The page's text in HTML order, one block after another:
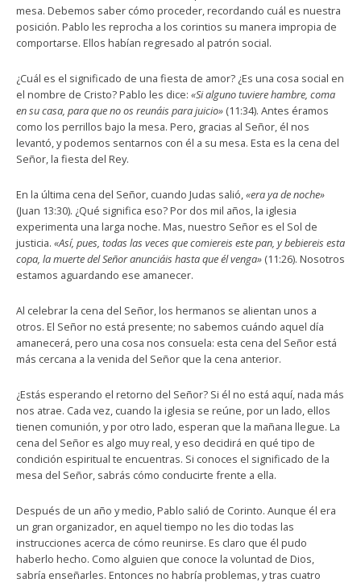
mesa. Debemos saber cómo proceder, recordando cuál es nuestra
posición. Pablo les reprocha a los corintios su manera impropia de
comportarse. Ellos habían regresado al patrón social.
¿Cuál es el significado de una fiesta de amor? ¿Es una cosa social en
el nombre de Cristo? Pablo les dice: «Si alguno tuviere hambre, coma
en su casa, para que no os reunáis para juicio» (11:34). Antes éramos
como los perrillos bajo la mesa. Pero, gracias al Señor, él nos
levantó, y podemos sentarnos con él a su mesa. Esta es la cena del
Señor, la fiesta del Rey.
En la última cena del Señor, cuando Judas salió,«era ya de noche»
(Juan 13:30). ¿Qué significa eso? Por dos mil años, la iglesia
experimenta una larga noche. Mas, nuestro Señor es el Sol de
justicia. «Así, pues, todas las veces que comiereis este pan, y bebiereis esta
copa, la muerte del Señor anunciáis hasta que él venga» (11:26). Nosotros
estamos aguardando ese amanecer.
Al celebrar la cena del Señor, los hermanos se alientan unos a
otros. El Señor no está presente; no sabemos cuándo aquel día
amanecerá, pero una cosa nos consuela: esta cena del Señor está
más cercana a la venida del Señor que la cena anterior.
¿Estás esperando el retorno del Señor? Si él no está aquí, nada más
nos atrae. Cada vez, cuando la iglesia se reúne, por un lado, ellos
tienen comunión, y por otro lado, esperan que la mañana llegue. La
cena del Señor es algo muy real, y eso decidirá en qué tipo de
condición espiritual te encuentras. Si conoces el significado de la
mesa del Señor, sabrás cómo conducirte frente a ella.
Después de un año y medio, Pablo salió de Corinto. Aunque él era
un gran organizador, en aquel tiempo no les dio todas las
instrucciones acerca de cómo reunirse. Es claro que él pudo
haberlo hecho. Como alguien que conoce la voluntad de Dios,
sabría enseñarles. Entonces no habría problemas, y tras cuatro